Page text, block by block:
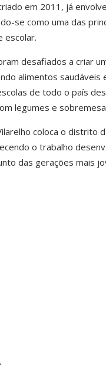
em 2011, já
se como uma das
escolar.
desafiados a criar
alimentos saudáveis
de todo o país
legumes e
coloca o distrito
o trabalho
das gerações mais